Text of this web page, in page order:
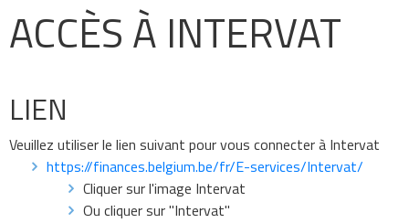
ACCÈS À INTERVAT
LIEN
Veuillez utiliser le lien suivant pour vous connecter à Intervat
https://finances.belgium.be/fr/E-services/Intervat/
Cliquer sur l'image Intervat
Ou cliquer sur "Intervat"